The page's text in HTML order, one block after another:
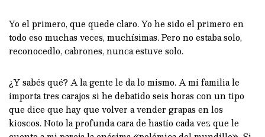
Yo el primero, que quede claro. Yo he sido el primero en
todo eso muchas veces, muchísimas. Pero no estaba solo,
reconocedlo, cabrones, nunca estuve solo.
¿Y sabés qué? A la gente le da lo mismo. A mi familia le
importa tres carajos si he debatido seis horas con un tipo
que dice que hay que volver a vender grapas en los
kioscos. Noto la profunda cara de hastío cada vez que le